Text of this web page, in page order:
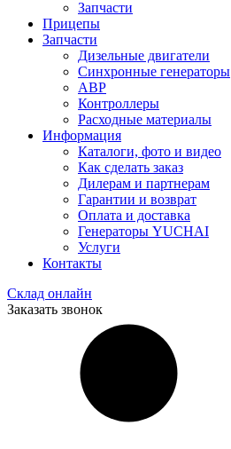
Запчасти
Прицепы
Запчасти
Дизельные двигатели
Синхронные генераторы
АВР
Контроллеры
Расходные материалы
Информация
Каталоги, фото и видео
Как сделать заказ
Дилерам и партнерам
Гарантии и возврат
Оплата и доставка
Генераторы YUCHAI
Услуги
Контакты
Склад онлайн
Заказать звонок